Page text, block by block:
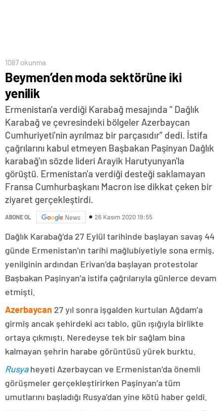
1087 okunma
Beymen’den moda sektörüne iki
yenilik
Ermenistan'a verdiği Karabağ mesajında “ Dağlık
Karabağ ve çevresindeki bölgeler Azerbaycan
Cumhuriyeti'nin ayrılmaz bir parçasıdır” dedi. İstifa
çağrılarını kabul etmeyen Başbakan Paşinyan Dağlık
karabağ'ın sözde lideri Arayik Harutyunyan'la
görüştü. Ermenistan'a verdiği desteği saklamayan
Fransa Cumhurbaşkanı Macron ise dikkat çeken bir
ziyaret gerçekleştirdi.
ABONE OL News 26 Kasım 2020 19:55
Dağlık Karabağ’da 27 Eylül tarihinde başlayan savaş 44
günde Ermenistan’ın tarihi mağlubiyetiyle sona ermiş,
yenilginin ardından Erivan’da başlayan protestolar
Başbakan Paşinyan’a istifa çağrılarıyla günlerce devam
etmişti.
Azerbaycan 27 yıl sonra işgalden kurtulan Ağdam’a
girmiş ancak şehirdeki acı tablo, gün ışığıyla birlikte
ortaya çıkmıştı. Neredeyse tek bir sağlam bina
kalmayan şehrin harabe görüntüsü yürek burktu.
Rusyaheyeti Azerbaycan ve Ermenistan’da önemli
görüşmeler gerçekleştirirken Paşinyan’a tüm
umutlarını başladığı Rusya’dan yine kötü haber geldi.